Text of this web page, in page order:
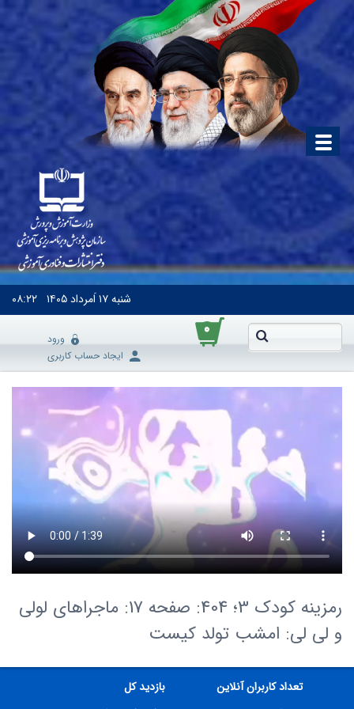
شنبه۱۷ اَمرداد ۱۴۰۵ ۰۸:۲۲
۰
ورود
ایجاد حساب کاربری
رمزینه کودک 3؛ 404: صفحه 17: ماجراهای لولی
و لی لی: امشب تولد کیست
تعداد کاربران آنلاین
بازدید کل